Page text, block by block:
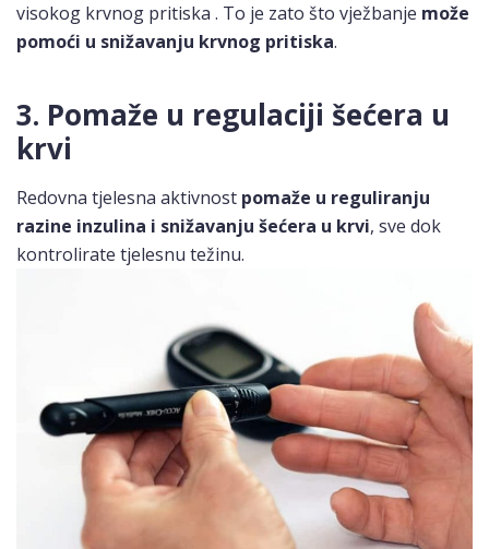
visokog krvnog pritiska . To je zato što vježbanje može
pomoći u snižavanju krvnog pritiska.
3. Pomaže u regulaciji šećera u
krvi
Redovna tjelesna aktivnost pomaže u reguliranju
razine inzulina i snižavanju šećera u krvi, sve dok
kontrolirate tjelesnu težinu.